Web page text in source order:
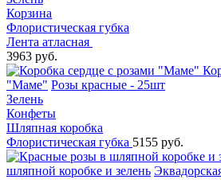
Корзина
Флористическая губка
Лента атласная
3963 руб.
"Маме" Розы красные - 25шт
Зелень
Конфеты
Шляпная коробка
Флористическая губка 5155 руб.
шляпной коробке и зелень